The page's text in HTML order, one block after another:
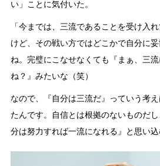
い」ことに気付いた。
「今までは、三流であることを受け入
けど、その戦い方ではどこかで自分に
ね。完璧にこなせなくても『まぁ、三
ね？』みたいな（笑）
なので、『自分は三流だ』っていう考
たんです。自信とは根拠のないものだ
分は努力すれば一流になれる』と思い込